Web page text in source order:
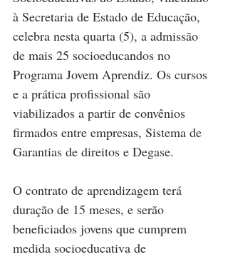
à Secretaria de Estado de Educação,
celebra nesta quarta (5), a admissão
de mais 25 socioeducandos no
Programa Jovem Aprendiz. Os cursos
e a prática profissional são
viabilizados a partir de convênios
firmados entre empresas, Sistema de
Garantias de direitos e Degase.
O contrato de aprendizagem terá
duração de 15 meses, e serão
beneficiados jovens que cumprem
medida socioeducativa de